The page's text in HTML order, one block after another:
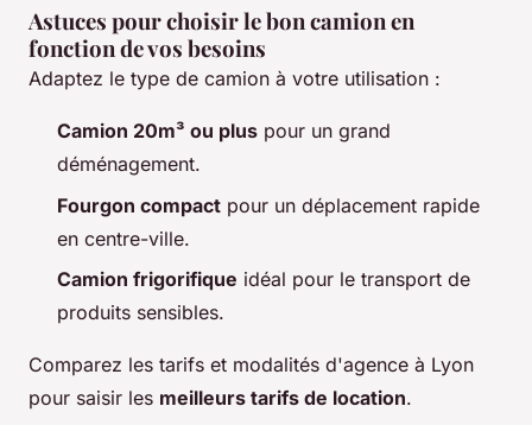
Astuces pour choisir le bon camion en
fonction de vos besoins
Adaptez le type de camion à votre utilisation :
Camion 20m³ ou plus pour un grand
déménagement.
Fourgon compact pour un déplacement rapide
en centre-ville.
Camion frigorifique idéal pour le transport de
produits sensibles.
Comparez les tarifs et modalités d'agence à Lyon
pour saisir les meilleurs tarifs de location.